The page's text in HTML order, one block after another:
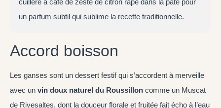
cuillère à café de zeste de citron râpé dans la pâte pour
un parfum subtil qui sublime la recette traditionnelle.
Accord boisson
Les ganses sont un dessert festif qui s’accordent à merveille
avec un vin doux naturel du Roussillon comme un Muscat
de Rivesaltes, dont la douceur florale et fruitée fait écho à l’eau